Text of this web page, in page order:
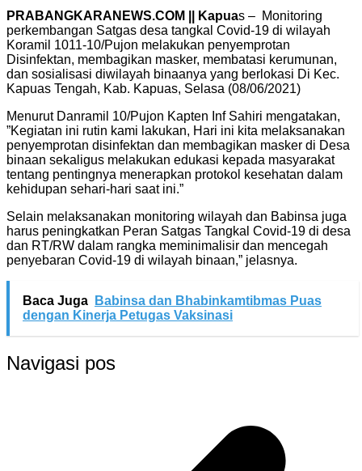
PRABANGKARANEWS.COM || Kapuas – Monitoring
perkembangan Satgas desa tangkal Covid-19 di wilayah
Koramil 1011-10/Pujon melakukan penyemprotan
Disinfektan, membagikan masker, membatasi kerumunan,
dan sosialisasi diwilayah binaanya yang berlokasi Di Kec.
Kapuas Tengah, Kab. Kapuas, Selasa (08/06/2021)
Menurut Danramil 10/Pujon Kapten Inf Sahiri mengatakan,
”Kegiatan ini rutin kami lakukan, Hari ini kita melaksanakan
penyemprotan disinfektan dan membagikan masker di Desa
binaan sekaligus melakukan edukasi kepada masyarakat
tentang pentingnya menerapkan protokol kesehatan dalam
kehidupan sehari-hari saat ini.”
Selain melaksanakan monitoring wilayah dan Babinsa juga
harus peningkatkan Peran Satgas Tangkal Covid-19 di desa
dan RT/RW dalam rangka meminimalisir dan mencegah
penyebaran Covid-19 di wilayah binaan,” jelasnya.
Baca Juga
Babinsa dan Bhabinkamtibmas Puas
dengan Kinerja Petugas Vaksinasi
Navigasi pos